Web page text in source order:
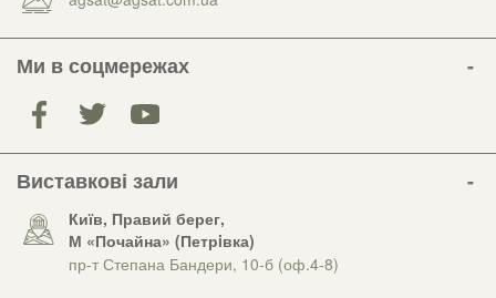
Ми в соцмережах
Виставкові зали
Київ, Правий берег,
М «Почайна» (Петрiвка)
пр-т Степана Бандери, 10-б (оф.4-8)